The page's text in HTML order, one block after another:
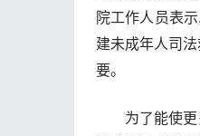
院工作人员表
建未成年人司
要。
为了能使